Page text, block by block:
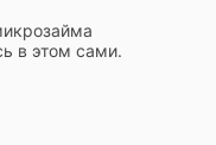
в этом сами.